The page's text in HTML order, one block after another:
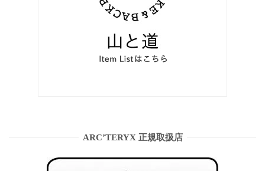
ARC’TERYX 正規取扱店